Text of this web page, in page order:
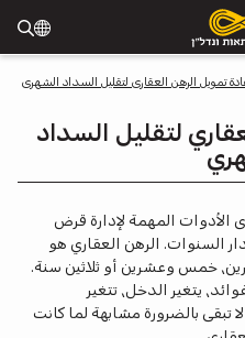
تمويل الرهن العقاري لتقليل السداد الشهري
لتقليل السداد
الأدوات المهمة لإدارة قرض
السنوات. الرهن العقاري هو
خمس وعشرين أو ثلاثين سنة.
يتغير الدخل، تتغير
تبقى بالضرورة مشابهة لما كانت